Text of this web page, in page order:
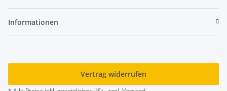
Informationen
Vertrag widerrufen